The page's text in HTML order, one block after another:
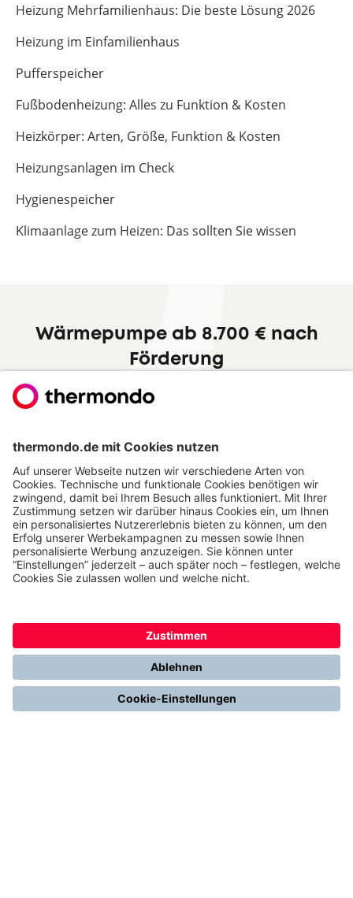
Heizung Mehrfamilienhaus: Die beste Lösung 2026
Heizung im Einfamilienhaus
Pufferspeicher
Fußbodenheizung: Alles zu Funktion & Kosten
Heizkörper: Arten, Größe, Funktion & Kosten
Heizungsanlagen im Check
Hygienespeicher
Klimaanlage zum Heizen: Das sollten Sie wissen
Wärmepumpe ab 8.700 € nach
Förderung
Zum Festpreisangebot
Hervorragend
Jetzt thermondo weiterempfehlen und
Cash-Prämie sichern
Unsere Leistungen
Unser Unternehmen